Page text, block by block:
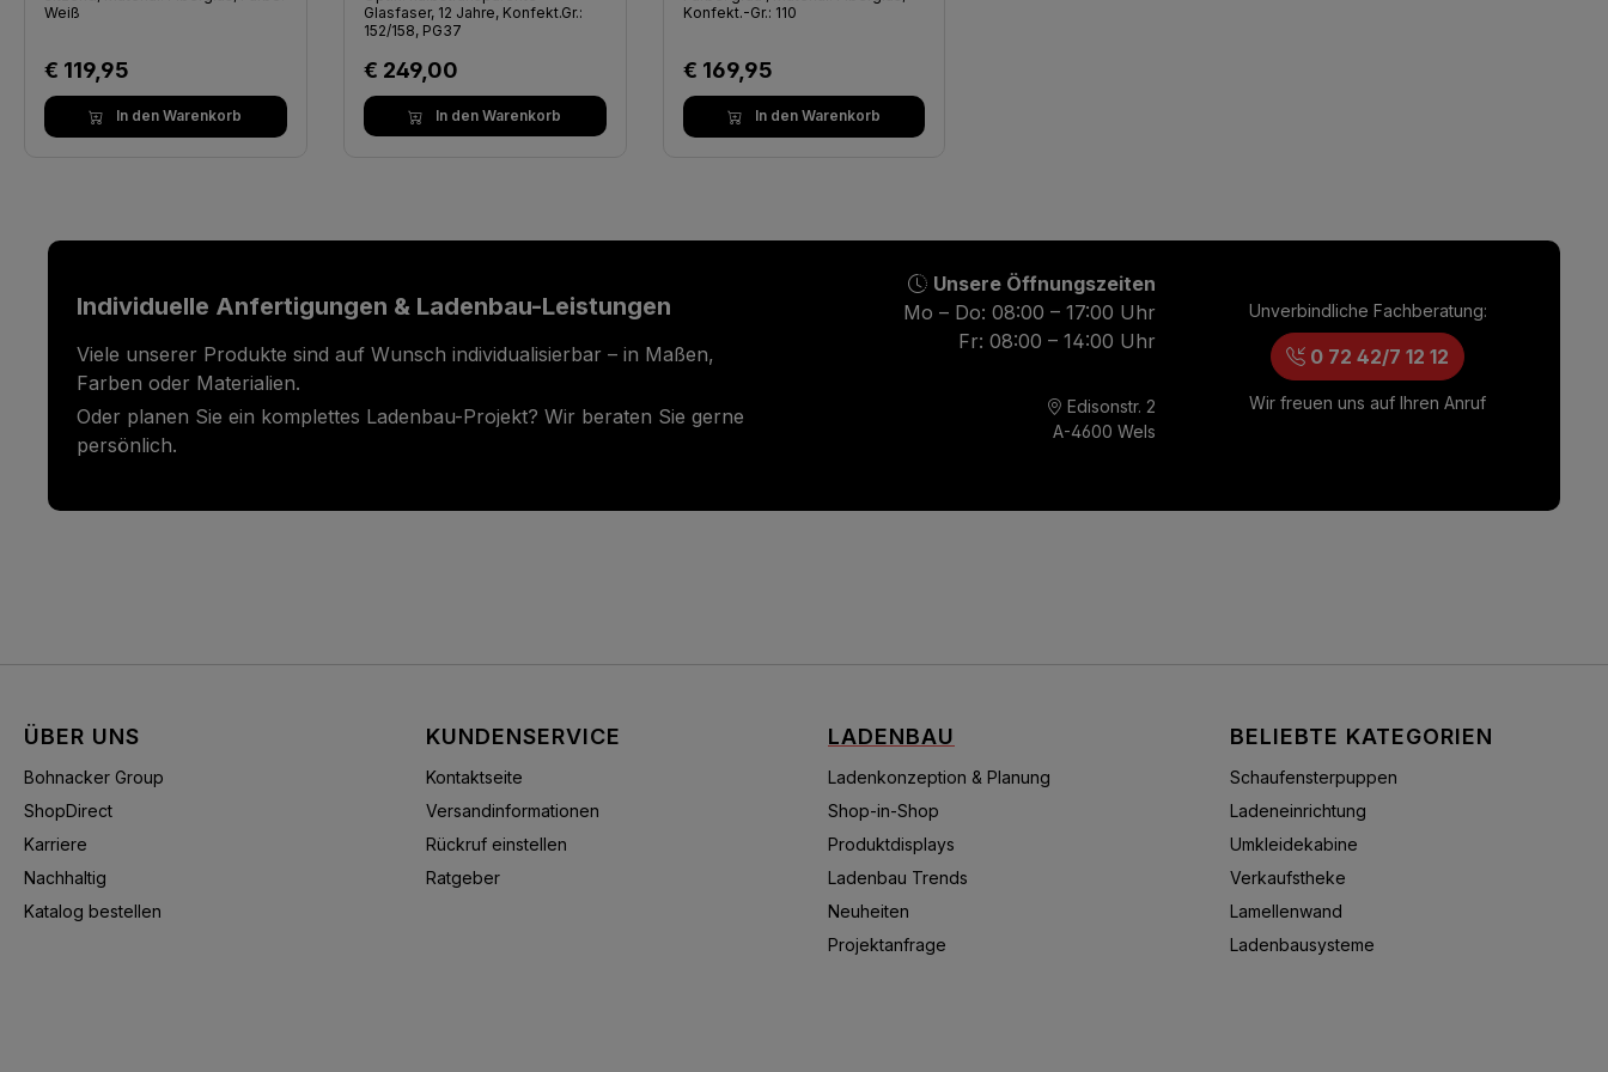
Weiß
Regulärer Preis:
€ 119,95
In den Warenkorb
Glasfaser, 12 Jahre, Konfekt.Gr.:
152/158, PG37
Regulärer Preis:
€ 249,00
In den Warenkorb
Konfekt.-Gr.: 110
Regulärer Preis:
€ 169,95
In den Warenkorb
Individuelle Anfertigungen & Ladenbau-Leistungen
Viele unserer Produkte sind auf Wunsch individualisierbar – in Maßen,
Farben oder Materialien.
Oder planen Sie ein komplettes Ladenbau-Projekt? Wir beraten Sie gerne
persönlich.
Unsere Öffnungszeiten
Mo – Do: 08:00 – 17:00 Uhr
Fr: 08:00 – 14:00 Uhr
Edisonstr. 2
A-4600 Wels
Unverbindliche Fachberatung:
0 72 42/7 12 12
Wir freuen uns auf Ihren Anruf
ÜBER UNS
Bohnacker Group
ShopDirect
Karriere
Nachhaltig
Katalog bestellen
KUNDENSERVICE
Kontaktseite
Versandinformationen
Rückruf einstellen
Ratgeber
LADENBAU
Ladenkonzeption & Planung
Shop-in-Shop
Produktdisplays
Ladenbau Trends
Neuheiten
Projektanfrage
BELIEBTE KATEGORIEN
Schaufensterpuppen
Ladeneinrichtung
Umkleidekabine
Verkaufstheke
Lamellenwand
Ladenbausysteme